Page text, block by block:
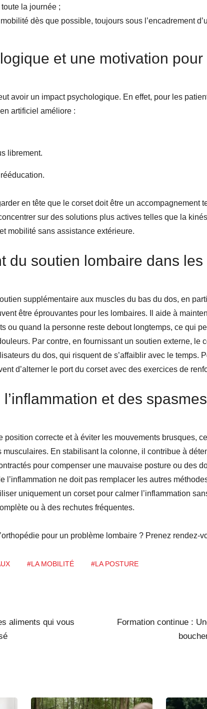
la journée ;
dès que possible, toujours sous l’encadrement
et une motivation pour
avoir un impact psychologique. En effet, pour les
artificiel améliore :
librement.
en tête que le corset doit être un accompagnement
sur des solutions plus actives telles que la
mobilité sans assistance extérieure.
du soutien lombaire dans les
supplémentaire aux muscles du bas du dos, en
être éprouvantes pour les lombaires. Il aide à
ou quand la personne reste debout longtemps, ce qui
Par contre, en fournissant un soutien externe, le
du dos, qui risquent de s’affaiblir avec le temps.
d’alterner le port du corset avec des exercices de
et des spasmes
position correcte et à éviter les mouvements brusques,
musculaires. En stabilisant la colonne, il contribue à
pour compenser une mauvaise posture ou des
l’inflammation ne doit pas remplacer les autres
uniquement un corset pour calmer l’inflammation
ou à des rechutes fréquentes.
pour un problème lombaire ? Prenez rendez-
#LA MOBILITÉ #LA POSTURE
aliments qui vous
Formation continue :